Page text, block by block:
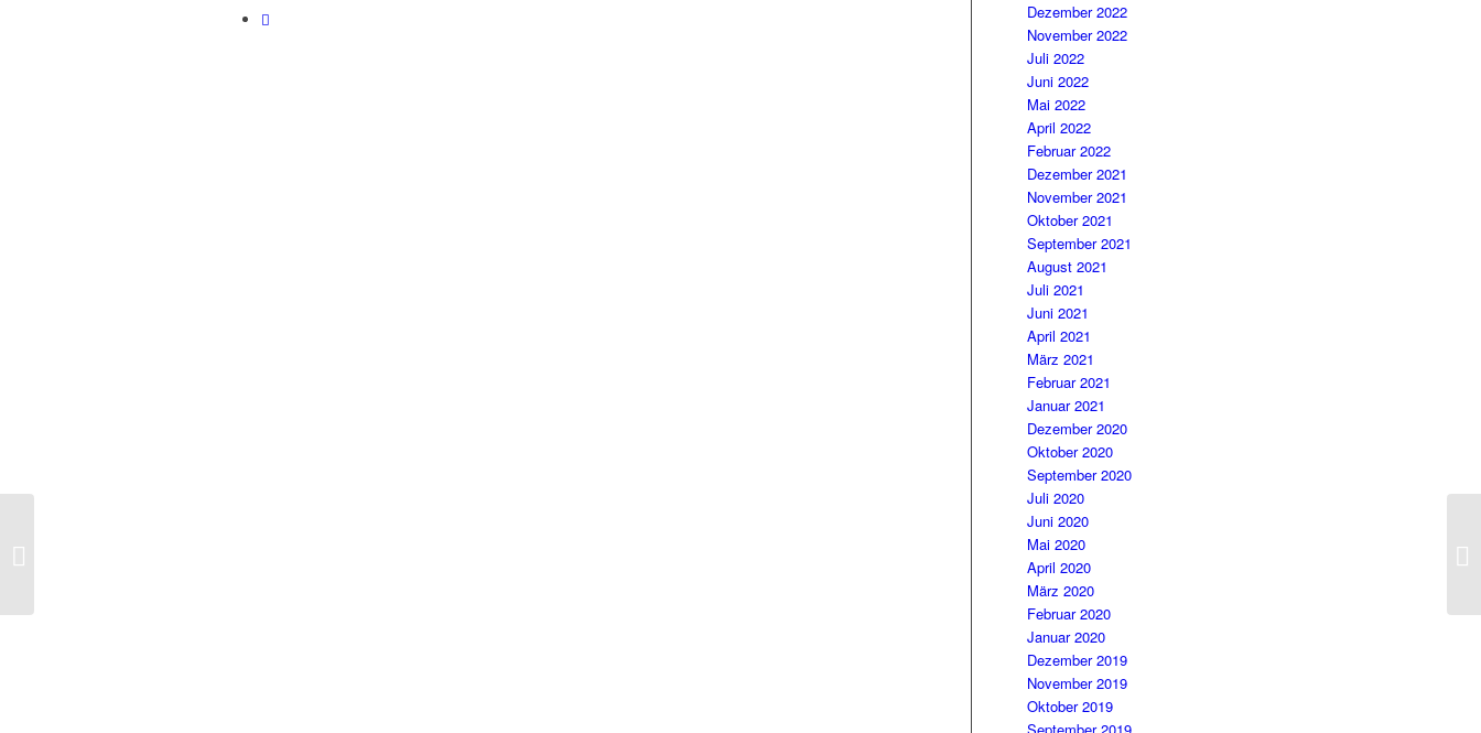
Dezember 2022
November 2022
Juli 2022
Juni 2022
Mai 2022
April 2022
Februar 2022
Dezember 2021
November 2021
Oktober 2021
September 2021
August 2021
Juli 2021
Juni 2021
April 2021
März 2021
Februar 2021
Januar 2021
Dezember 2020
Oktober 2020
September 2020
Juli 2020
Juni 2020
Mai 2020
April 2020
März 2020
Februar 2020
Januar 2020
Dezember 2019
November 2019
Oktober 2019